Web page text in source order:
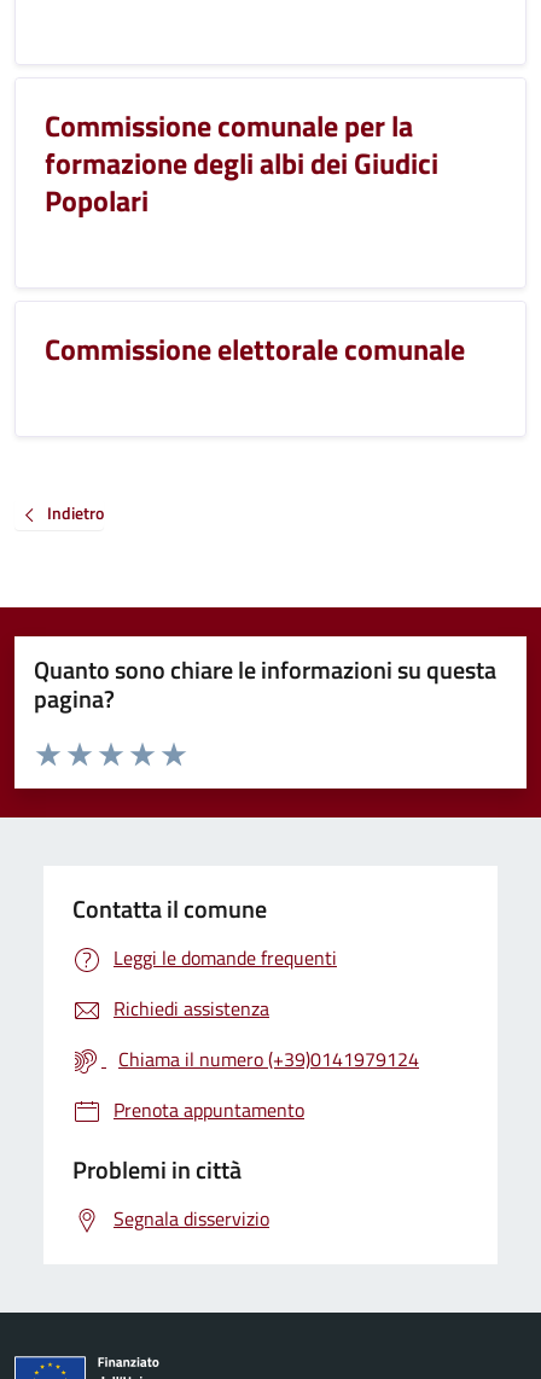
Commissione comunale per la
formazione degli albi dei Giudici
Popolari
Commissione elettorale comunale
Indietro
Quanto sono chiare le informazioni su questa
pagina?
Valuta da 1 a 5 stelle la pagina
Valuta 5 stelle su 5
Valuta 4 stelle su 5
Valuta 3 stelle su 5
Valuta 2 stelle su 5
Valuta 1 stelle su 5
Contatta il comune
Leggi le domande frequenti
Richiedi assistenza
Chiama il numero (+39)0141979124
Prenota appuntamento
Problemi in città
Segnala disservizio